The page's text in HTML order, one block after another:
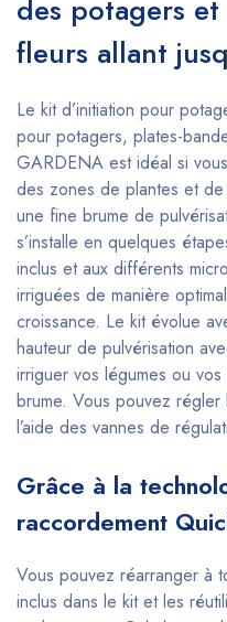
des potagers
fleurs allant
Le kit d’initiation pour
pour potagers, plates-
GARDENA est idéal si
des zones de plantes et de
une fine brume de
s’installe en quelques
inclus et aux différents
irriguées de manière
croissance. Le kit évolue
hauteur de pulvérisation
irriguer vos légumes ou
brume. Vous pouvez
l’aide des vannes de
Grâce à la
raccordement
Vous pouvez réarranger à
inclus dans le kit et les